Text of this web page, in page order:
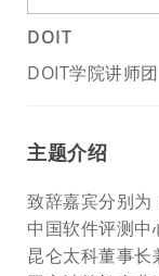
DOIT
DOIT学院讲师团
主题介绍
致辞嘉宾分别为
中国软件评测中
昆仑太科董事长